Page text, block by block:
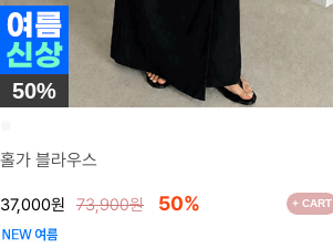
50%
홀가 블라우스
37,000원 73,900원 50% + CART